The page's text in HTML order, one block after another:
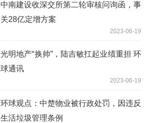
中南建设收深交所第二轮审核问询函，事
关28亿定增方案
2023-06-19
光明地产“换帅”，陆吉敏扛起业绩重担 环
球通讯
2023-06-19
环球观点：中楚物业被行政处罚，因违反
生活垃圾管理条例